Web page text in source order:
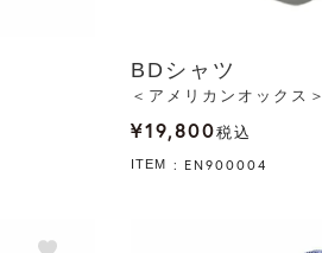
BDシャツ
＜アメリカンオックス＞
¥19,800税込
ITEM EN900004